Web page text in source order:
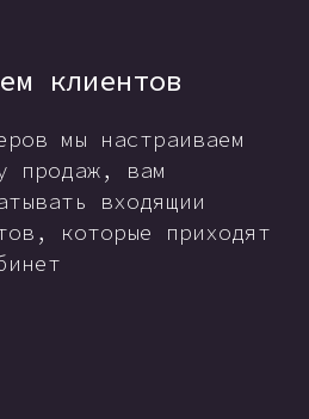
клиентов
мы настраиваем
продаж, вам
входящии
которые приходят